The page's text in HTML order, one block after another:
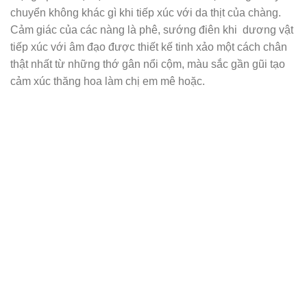
chuyển không khác gì khi tiếp xúc với da thịt của chàng.
Cảm giác của các nàng là phê, sướng điên khi dương vật
tiếp xúc với âm đạo được thiết kế tinh xảo một cách chân
thật nhất từ những thớ gân nổi cộm, màu sắc gần gũi tạo
cảm xúc thăng hoa làm chị em mê hoặc.